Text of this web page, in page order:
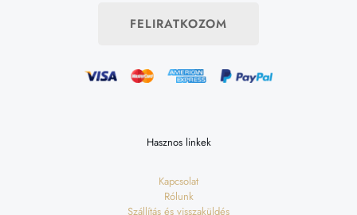
FELIRATKOZOM
Hasznos linkek
Kapcsolat
Rólunk
Szállítás és visszaküldés